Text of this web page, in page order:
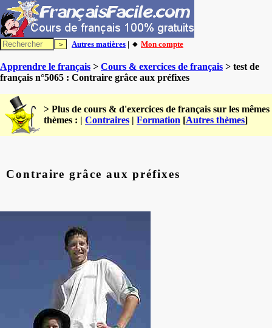
Autres matières | 🔸 Mon compte
Apprendre le français > Cours & exercices de français > test de
français n°5065 : Contraire grâce aux préfixes
> Plus de cours & d'exercices de français sur les mêmes
thèmes : | Contraires | Formation [Autres thèmes]
Contraire grâce aux préfixes